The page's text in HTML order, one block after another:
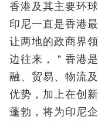
香港及其主要环
印尼一直是香港
让两地的政商界
边往来，＂香港
融、贸易、物流
优势，加上在创
蓬勃，将为印尼